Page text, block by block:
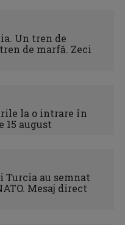
Un tren de
de marfă. Zeci
la o intrare în
15 august
Turcia au semnat
Mesaj direct